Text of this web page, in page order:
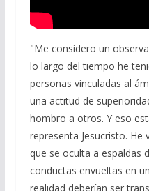
"Me considero un
lo largo del tiempo he
personas vinculadas al
una actitud de
hombro a otros. Y eso
representa Jesucristo. He
que se oculta a espaldas
conductas envueltas en
realidad deberían ser